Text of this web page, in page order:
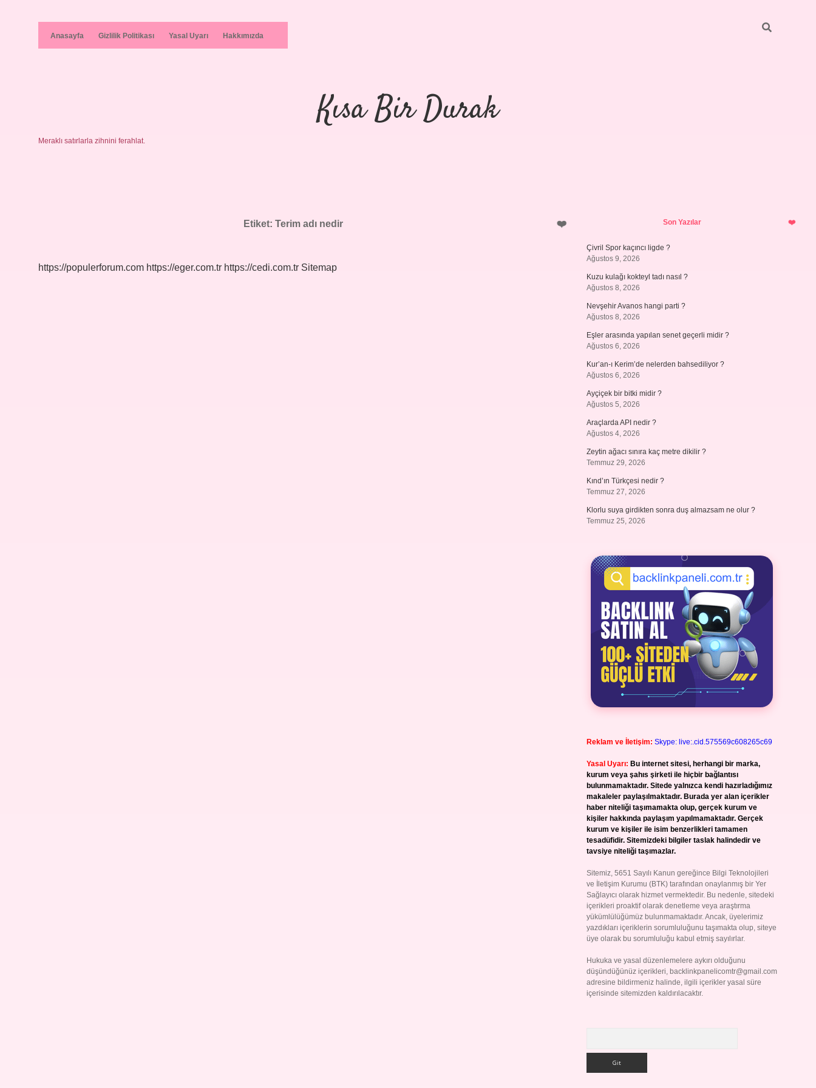
Anasayfa Gizlilik Politikası Yasal Uyarı Hakkımızda
Kısa Bir Durak
Meraklı satırlarla zihnini ferahlat.
Etiket: Terim adı nedir
https://populerforum.com https://eger.com.tr https://cedi.com.tr Sitemap
SidebarSon Yazılar
Çivril Spor kaçıncı ligde ?
Ağustos 9, 2026
Kuzu kulağı kokteyl tadı nasıl ?
Ağustos 8, 2026
Nevşehir Avanos hangi parti ?
Ağustos 8, 2026
Eşler arasında yapılan senet geçerli midir ?
Ağustos 6, 2026
Kur’an-ı Kerim’de nelerden bahsediliyor ?
Ağustos 6, 2026
Ayçiçek bir bitki midir ?
Ağustos 5, 2026
Araçlarda API nedir ?
Ağustos 4, 2026
Zeytin ağacı sınıra kaç metre dikilir ?
Temmuz 29, 2026
Kınd’ın Türkçesi nedir ?
Temmuz 27, 2026
Klorlu suya girdikten sonra duş almazsam ne olur ?
Temmuz 25, 2026
Reklam ve İletişim: Skype: live:.cid.575569c608265c69
Yasal Uyarı: Bu internet sitesi, herhangi bir marka,
kurum veya şahıs şirketi ile hiçbir bağlantısı
bulunmamaktadır. Sitede yalnızca kendi hazırladığımız
makaleler paylaşılmaktadır. Burada yer alan içerikler
haber niteliği taşımamakta olup, gerçek kurum ve
kişiler hakkında paylaşım yapılmamaktadır. Gerçek
kurum ve kişiler ile isim benzerlikleri tamamen
tesadüfidir. Sitemizdeki bilgiler taslak halindedir ve
tavsiye niteliği taşımazlar.
Sitemiz, 5651 Sayılı Kanun gereğince Bilgi Teknolojileri
ve İletişim Kurumu (BTK) tarafından onaylanmış bir Yer
Sağlayıcı olarak hizmet vermektedir. Bu nedenle, sitedeki
içerikleri proaktif olarak denetleme veya araştırma
yükümlülüğümüz bulunmamaktadır. Ancak, üyelerimiz
yazdıkları içeriklerin sorumluluğunu taşımakta olup, siteye
üye olarak bu sorumluluğu kabul etmiş sayılırlar.
Hukuka ve yasal düzenlemelere aykırı olduğunu
düşündüğünüz içerikleri, backlinkpanelicomtr@gmail.com
adresine bildirmeniz halinde, ilgili içerikler yasal süre
içerisinde sitemizden kaldırılacaktır.